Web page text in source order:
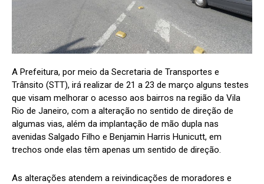
A Prefeitura, por meio da Secretaria de Transportes e
Trânsito (STT), irá realizar de 21 a 23 de março alguns testes
que visam melhorar o acesso aos bairros na região da Vila
Rio de Janeiro, com a alteração no sentido de direção de
algumas vias, além da implantação de mão dupla nas
avenidas Salgado Filho e Benjamin Harris Hunicutt, em
trechos onde elas têm apenas um sentido de direção.
As alterações atendem a reivindicações de moradores e